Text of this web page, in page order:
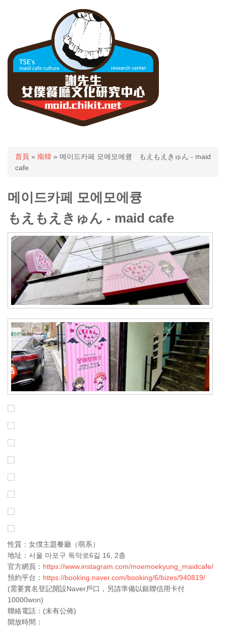
您在這裡
首頁 » 南韓 » 메이드카페 모에모에큥 もえもえきゅん - maid
cafe
메이드카페 모에모에큥
もえもえきゅん - maid cafe
性質：女僕主題餐廳（萌系）
地址：서울 마포구 독막로6길 16, 2층
官方網頁： https://www.instagram.com/moemoekyung_maidcafe/
預約平台： https://booking.naver.com/booking/6/bizes/940819/
(需要實名登記開設Naver戶口，另請準備以銀聯信用卡付
10000won)
聯絡電話：(未有公佈)
開放時間：